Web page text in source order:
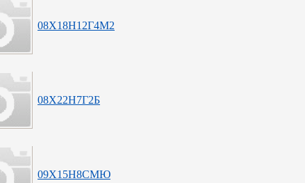
08Х18Н12Г4М2
08Х22Н7Г2Б
09Х15Н8СМЮ